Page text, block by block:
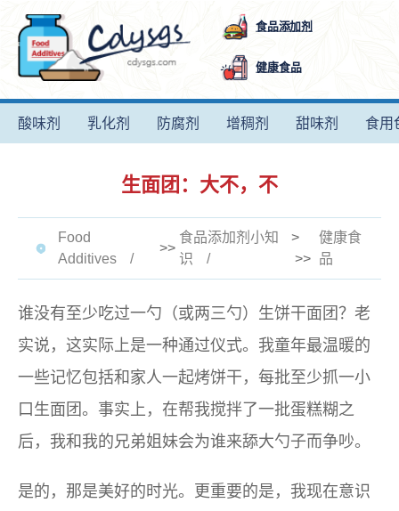
食品添加剂
健康食品
酸味剂 乳化剂 防腐剂 增稠剂 甜味剂 食用
生面团：大不，不
Food
Additives
>>
食品添加剂小知
识
>
>>
健康食
品
谁没有至少吃过一勺（或两三勺）生饼干面团？老
实说，这实际上是一种通过仪式。我童年最温暖的
一些记忆包括和家人一起烤饼干，每批至少抓一小
口生面团。事实上，在帮我搅拌了一批蛋糕糊之
后，我和我的兄弟姐妹会为谁来舔大勺子而争吵。
是的，那是美好的时光。更重要的是，我现在意识